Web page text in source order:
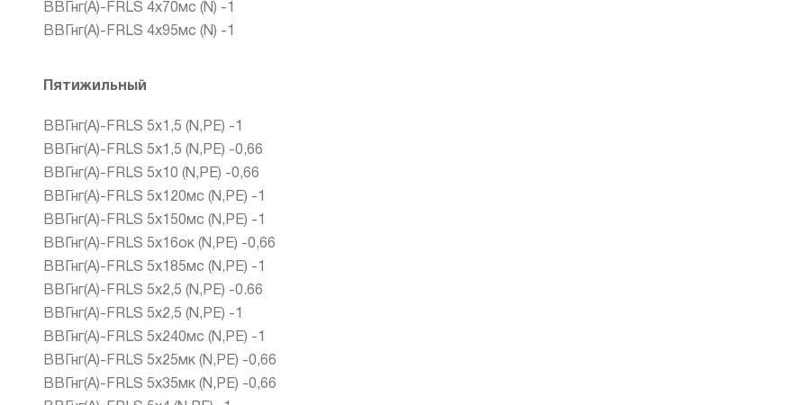
ВВГнг(А)-FRLS 4х70мс (N) -1
ВВГнг(А)-FRLS 4х95мс (N) -1
Пятижильный
ВВГнг(А)-FRLS 5х1,5 (N,PE) -1
ВВГнг(А)-FRLS 5х1,5 (N,PE) -0,66
ВВГнг(А)-FRLS 5х10 (N,PE) -0,66
ВВГнг(А)-FRLS 5х120мс (N,PE) -1
ВВГнг(А)-FRLS 5х150мс (N,PE) -1
ВВГнг(А)-FRLS 5х16ок (N,PE) -0,66
ВВГнг(А)-FRLS 5х185мс (N,PE) -1
ВВГнг(А)-FRLS 5х2,5 (N,PE) -0.66
ВВГнг(А)-FRLS 5х2,5 (N,PE) -1
ВВГнг(А)-FRLS 5х240мс (N,PE) -1
ВВГнг(А)-FRLS 5х25мк (N,PE) -0,66
ВВГнг(А)-FRLS 5х35мк (N,PE) -0,66